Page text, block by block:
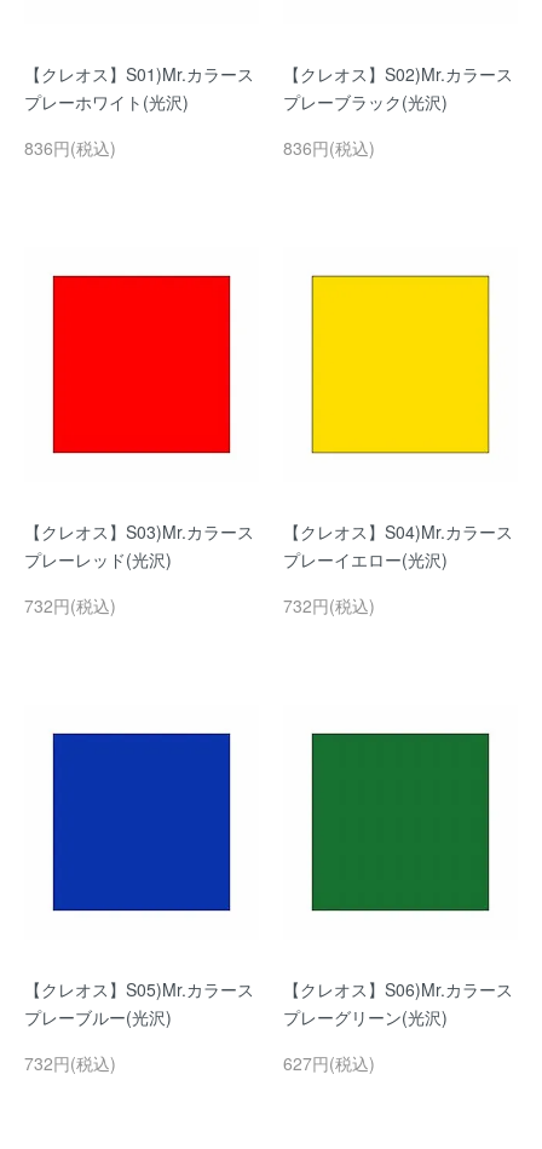
【クレオス】S01)Mr.カラース
プレーホワイト(光沢)
836円(税込)
【クレオス】S02)Mr.カラース
プレーブラック(光沢)
836円(税込)
【クレオス】S03)Mr.カラース
プレーレッド(光沢)
732円(税込)
【クレオス】S04)Mr.カラース
プレーイエロー(光沢)
732円(税込)
【クレオス】S05)Mr.カラース
プレーブルー(光沢)
732円(税込)
【クレオス】S06)Mr.カラース
プレーグリーン(光沢)
627円(税込)